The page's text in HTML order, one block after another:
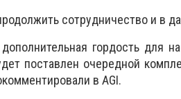
сотрудничество и в
гордость для
поставлен очередной
в AGI.